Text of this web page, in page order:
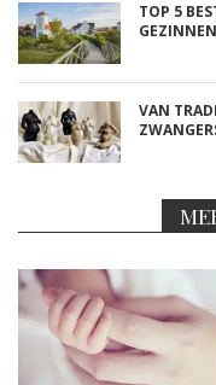
TOP 5
VAN